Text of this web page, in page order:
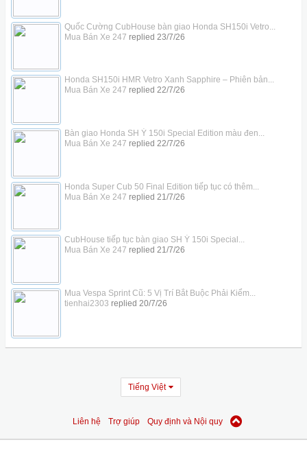
Quốc Cường CubHouse bàn giao Honda SH150i Vetro...
Mua Bán Xe 247 replied 23/7/26
Honda SH150i HMR Vetro Xanh Sapphire – Phiên bản...
Mua Bán Xe 247 replied 22/7/26
Bàn giao Honda SH Ý 150i Special Edition màu đen...
Mua Bán Xe 247 replied 22/7/26
Honda Super Cub 50 Final Edition tiếp tục có thêm...
Mua Bán Xe 247 replied 21/7/26
CubHouse tiếp tục bàn giao SH Ý 150i Special...
Mua Bán Xe 247 replied 21/7/26
Mua Vespa Sprint Cũ: 5 Vị Trí Bắt Buộc Phải Kiểm...
tienhai2303 replied 20/7/26
Tiếng Việt
Liên hệ Trợ giúp Quy định và Nội quy